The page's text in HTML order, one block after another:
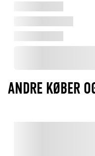
ANDRE KØBER